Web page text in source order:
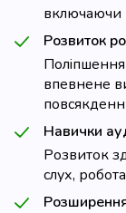
включаючи
Розвиток
впевнене
Навички
Розвиток
слух,